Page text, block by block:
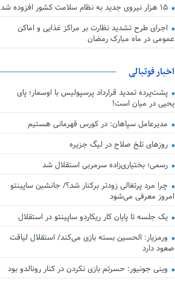
۱۵ هزار نیروی جدید به نظام سلامت کشور افزوده شد
اجرای طرح تشدید نظارت بر مراکز غذایی و اماکن
عمومی در ماه مبارک رمضان
اخبار فوتبالی
پشت‌پرده تمدید قرارداد پرسپولیس با اوسمار؛ پای
یحیی در میان است!
مدیرعامل سپاهان: در کورس قهرمانی هستیم
روزهای تلخ صلاح در لیگ جزیره
رسمی؛ بختیاری‌زاده سرمربی استقلال شد
چرا مرد پرتغالی زودتر برکنار شد؟/ جانشین ساپینتو
امروز معرفی می‌شود
یک جلسه تا پایان کار ریکاردو ساپینتو در استقلال
ورمزیار: الحسین بسته بازی می‌کند/ استقلال لیاقت
صعود دارد
وینی جونیور: حسرتم بازی نکردن در کنار رونالدو بود